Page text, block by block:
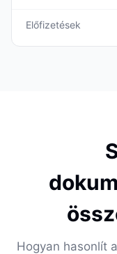
Előfizetések
Hogyan hasonlít